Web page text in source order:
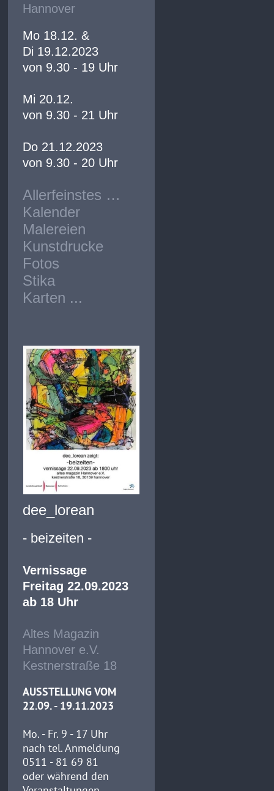
Hannover
Mo 18.12. &
Di 19.12.2023
von 9.30 - 19 Uhr
Mi 20.12.
von 9.30 - 21 Uhr
Do 21.12.2023
von 9.30 - 20 Uhr
Allerfeinstes …
Kalender
Malereien
Kunstdrucke
Fotos
Stika
Karten ...
dee_lorean
- beizeiten -
Vernissage
Freitag 22.09.2023
ab 18 Uhr
Altes Magazin
Hannover e.V.
Kestnerstraße 18
AUSSTELLUNG VOM
22.09. - 19.11.2023
Mo. - Fr. 9 - 17 Uhr
nach tel. Anmeldung
0511 - 81 69 81
oder während den